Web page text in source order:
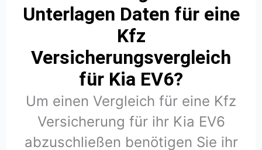
Unterlagen Daten für eine
Kfz
Versicherungsvergleich
für Kia EV6?
Um einen Vergleich für eine Kfz
Versicherung für ihr Kia EV6
abzuschließen benötigen Sie ihr